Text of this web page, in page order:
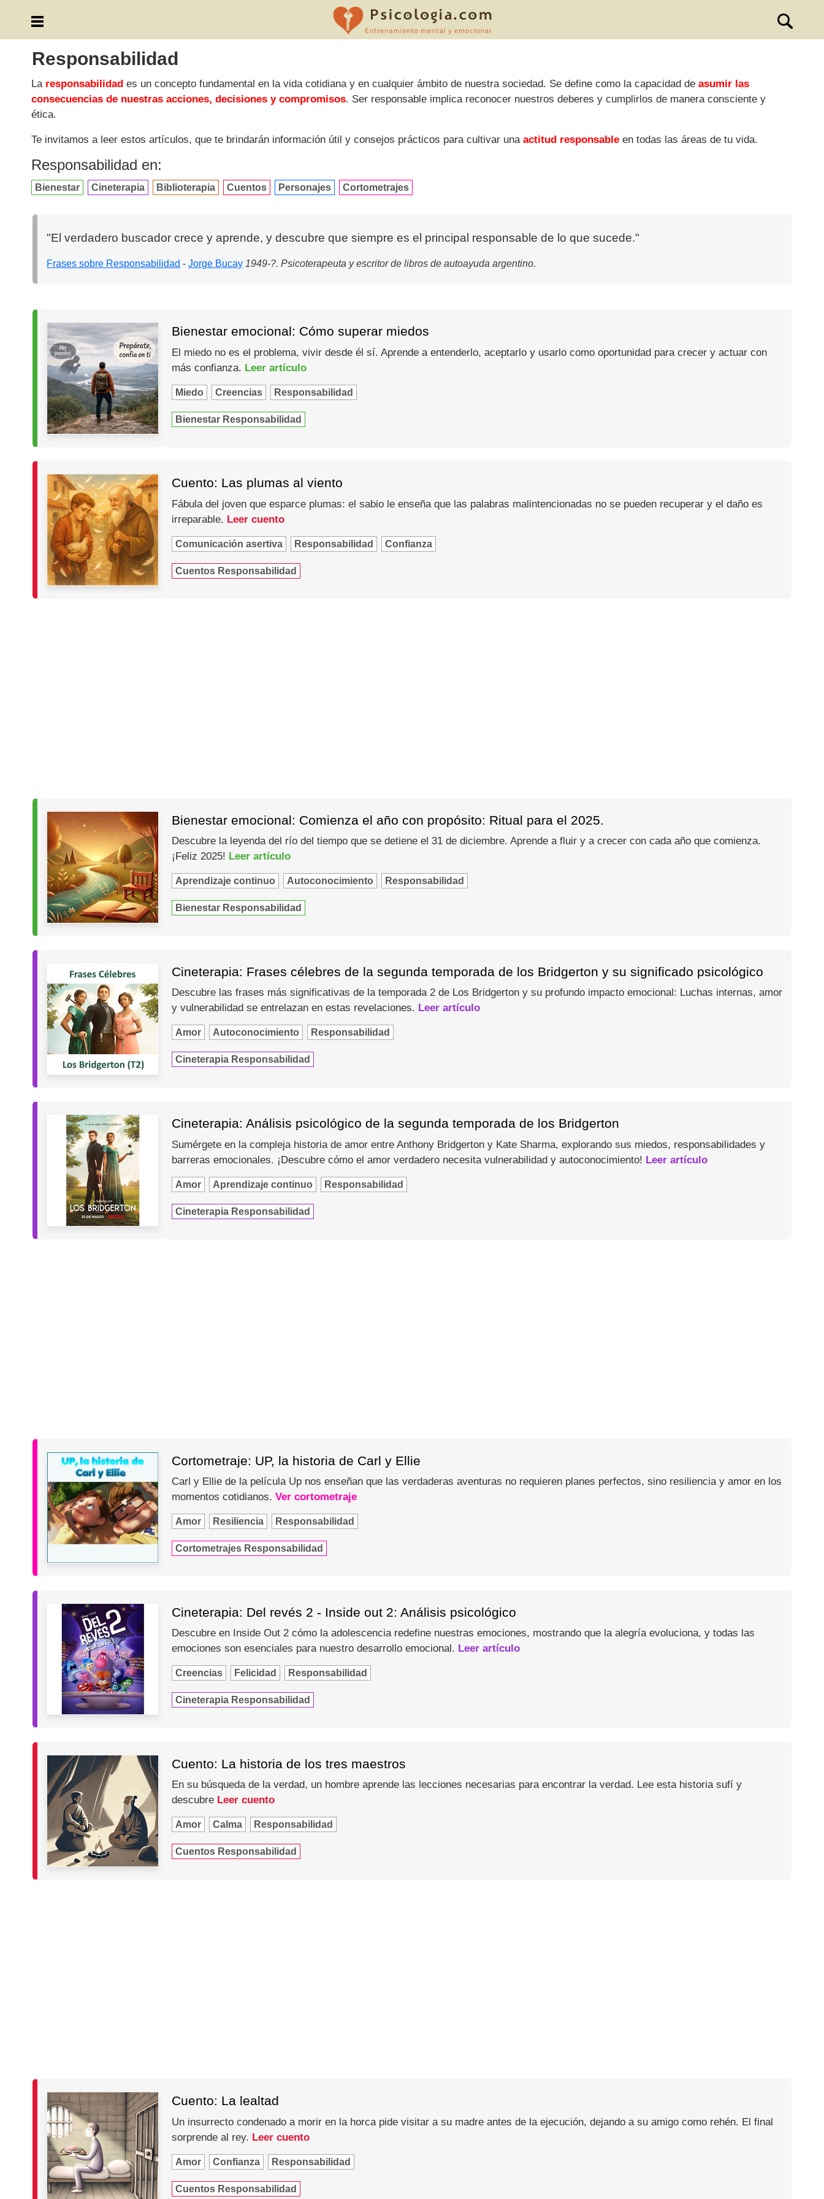
Responsabilidad
La responsabilidad es un concepto fundamental en la vida cotidiana y en cualquier ámbito de nuestra sociedad. Se define como la capacidad deasumir las
consecuencias de nuestras acciones, decisiones y compromisos. Ser responsable implica reconocer nuestros deberes y cumplirlos de manera consciente y
ética.
Te invitamos a leer estos artículos, que te brindarán información útil y consejos prácticos para cultivar unaactitud responsable en todas las áreas de tu vida.
Responsabilidad en:
Bienestar Cineterapia Biblioterapia Cuentos Personajes Cortometrajes
"El verdadero buscador crece y aprende, y descubre que siempre es el principal responsable de lo que sucede."
Frases sobre Responsabilidad -Jorge Bucay 1949-?. Psicoterapeuta y escritor de libros de autoayuda argentino.
Bienestar emocional: Cómo superar miedos
El miedo no es el problema, vivir desde él sí. Aprende a entenderlo, aceptarlo y usarlo como oportunidad para crecer y actuar con
más confianza. Leer artículo
Miedo Creencias Responsabilidad
Bienestar Responsabilidad
Cuento: Las plumas al viento
Fábula del joven que esparce plumas: el sabio le enseña que las palabras malintencionadas no se pueden recuperar y el daño es
irreparable. Leer cuento
Comunicación asertiva Responsabilidad Confianza
Cuentos Responsabilidad
Bienestar emocional: Comienza el año con propósito: Ritual para el 2025.
Descubre la leyenda del río del tiempo que se detiene el 31 de diciembre. Aprende a fluir y a crecer con cada año que comienza.
¡Feliz 2025! Leer artículo
Aprendizaje continuo Autoconocimiento Responsabilidad
Bienestar Responsabilidad
Cineterapia: Frases célebres de la segunda temporada de los Bridgerton y su significado psicológico
Descubre las frases más significativas de la temporada 2 de Los Bridgerton y su profundo impacto emocional: Luchas internas, amor
y vulnerabilidad se entrelazan en estas revelaciones. Leer artículo
Amor Autoconocimiento Responsabilidad
Cineterapia Responsabilidad
Cineterapia: Análisis psicológico de la segunda temporada de los Bridgerton
Sumérgete en la compleja historia de amor entre Anthony Bridgerton y Kate Sharma, explorando sus miedos, responsabilidades y
barreras emocionales. ¡Descubre cómo el amor verdadero necesita vulnerabilidad y autoconocimiento! Leer artículo
Amor Aprendizaje continuo Responsabilidad
Cineterapia Responsabilidad
Cortometraje: UP, la historia de Carl y Ellie
Carl y Ellie de la película Up nos enseñan que las verdaderas aventuras no requieren planes perfectos, sino resiliencia y amor en los
momentos cotidianos. Ver cortometraje
Amor Resiliencia Responsabilidad
Cortometrajes Responsabilidad
Cineterapia: Del revés 2 - Inside out 2: Análisis psicológico
Descubre en Inside Out 2 cómo la adolescencia redefine nuestras emociones, mostrando que la alegría evoluciona, y todas las
emociones son esenciales para nuestro desarrollo emocional. Leer artículo
Creencias Felicidad Responsabilidad
Cineterapia Responsabilidad
Cuento: La historia de los tres maestros
En su búsqueda de la verdad, un hombre aprende las lecciones necesarias para encontrar la verdad. Lee esta historia sufí y
descubre Leer cuento
Amor Calma Responsabilidad
Cuentos Responsabilidad
Cuento: La lealtad
Un insurrecto condenado a morir en la horca pide visitar a su madre antes de la ejecución, dejando a su amigo como rehén. El final
sorprende al rey. Leer cuento
Amor Confianza Responsabilidad
Cuentos Responsabilidad